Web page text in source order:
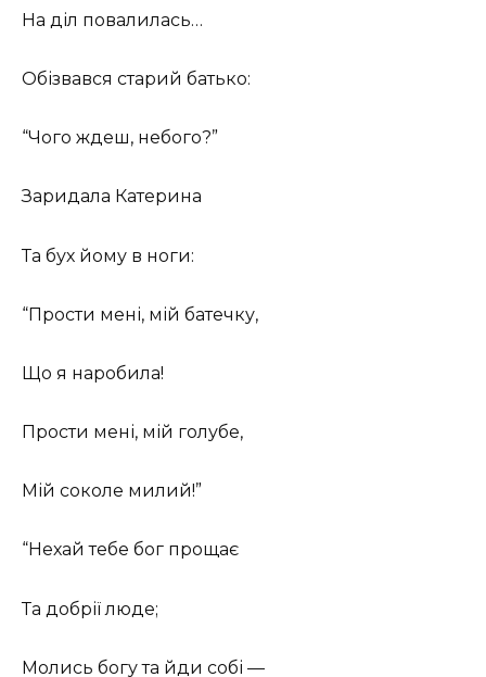
На діл повалилась…
Обізвався старий батько:
“Чого ждеш, небого?”
Заридала Катерина
Та бух йому в ноги:
“Прости мені, мій батечку,
Що я наробила!
Прости мені, мій голубе,
Мій соколе милий!”
“Нехай тебе бог прощає
Та добрії люде;
Молись богу та йди собі —